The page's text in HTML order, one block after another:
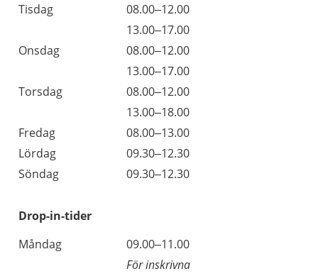
Tisdag
08.00–12.00
13.00–17.00
Onsdag
08.00–12.00
13.00–17.00
Torsdag
08.00–12.00
13.00–18.00
Fredag
08.00–13.00
Lördag
09.30–12.30
Söndag
09.30–12.30
Drop-in-tider
Måndag
09.00–11.00
För inskrivna